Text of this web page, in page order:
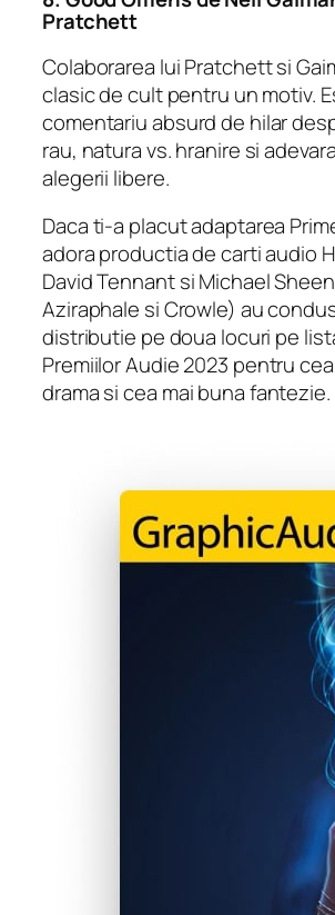
Pratchett
Colaborarea lui Pratchett si
clasic de cult pentru un motiv.
comentariu absurd de hilar
rau, natura vs. hranire si
alegerii libere.
Daca ti-a placut adaptarea
adora productia de carti audio
David Tennant si Michael
Aziraphale si Crowle) au
distributie pe doua locuri pe
Premiilor Audie 2023 pentru
drama si cea mai buna fantezie.